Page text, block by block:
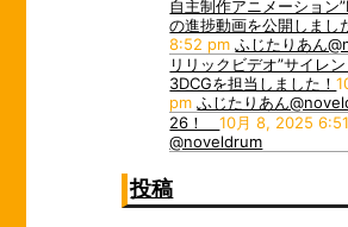
自主制作アニメーション
の進捗動画を公開しまし
8:52 pm ふじたりあん
リリックビデオ”サイレ
3DCGを担当しました！
pm ふじたりあん
26！10月 8, 2025
@noveldrum
投稿